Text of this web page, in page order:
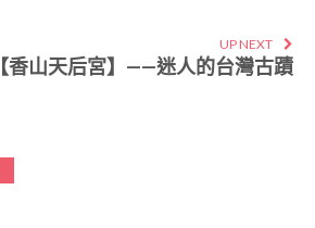
UP NEXT
【香山天后宮】——迷人的台灣古蹟